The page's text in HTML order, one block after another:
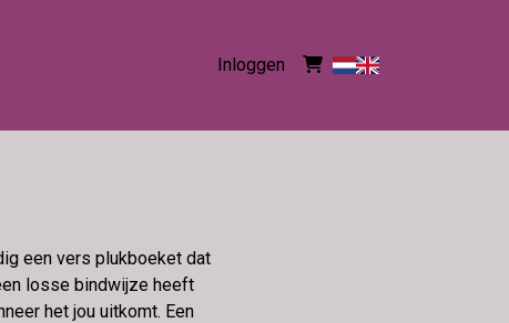
Inloggen
een vers plukboeket dat
losse bindwijze heeft
het jou uitkomt. Een